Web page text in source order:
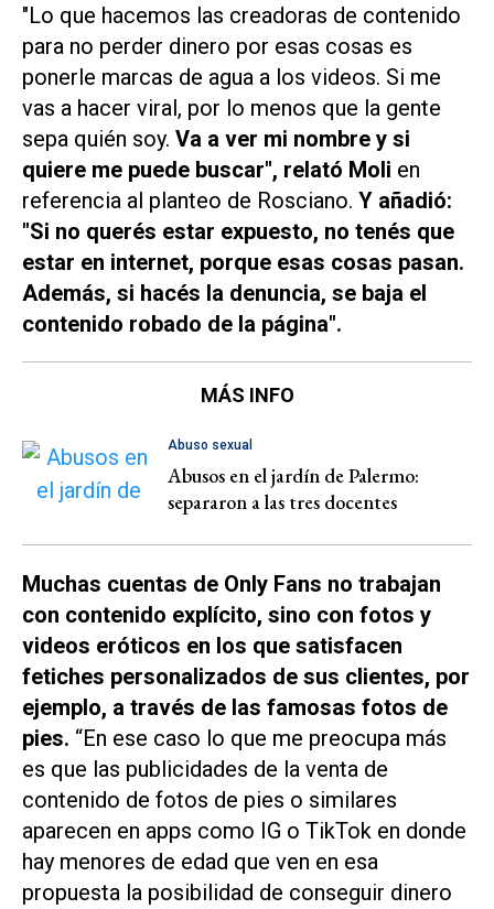
"Lo que hacemos las creadoras de contenido
para no perder dinero por esas cosas es
ponerle marcas de agua a los videos. Si me
vas a hacer viral, por lo menos que la gente
sepa quién soy. Va a ver mi nombre y si
quiere me puede buscar", relató Moli en
referencia al planteo de Rosciano. Y añadió:
"Si no querés estar expuesto, no tenés que
estar en internet, porque esas cosas pasan.
Además, si hacés la denuncia, se baja el
contenido robado de la página".
MÁS INFO
Abuso sexual
Abusos en el jardín de Palermo:
separaron a las tres docentes
Muchas cuentas de Only Fans no trabajan
con contenido explícito, sino con fotos y
videos eróticos en los que satisfacen
fetiches personalizados de sus clientes, por
ejemplo, a través de las famosas fotos de
pies. “En ese caso lo que me preocupa más
es que las publicidades de la venta de
contenido de fotos de pies o similares
aparecen en apps como IG o TikTok en donde
hay menores de edad que ven en esa
propuesta la posibilidad de conseguir dinero